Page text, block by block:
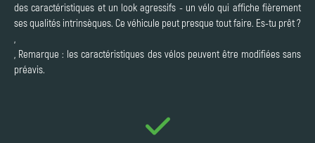
des caractéristiques et un look agressifs - un vélo qui affiche fièrement
ses qualités intrinsèques. Ce véhicule peut presque tout faire. Es-tu prêt ?
, Remarque : les caractéristiques des vélos peuvent être modifiées sans
préavis.